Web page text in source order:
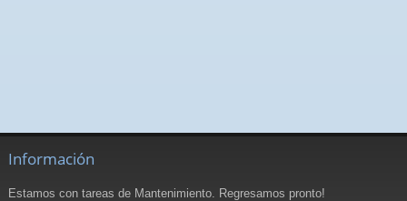
Información
Estamos con tareas de Mantenimiento. Regresamos pronto!